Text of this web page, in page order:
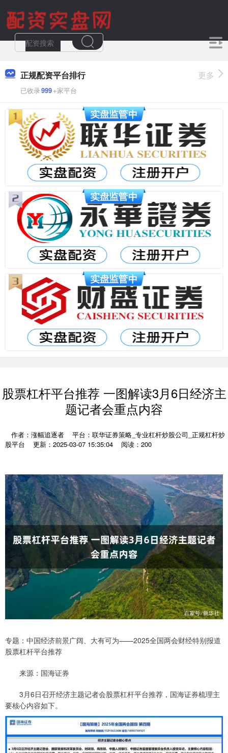
正规配资平台排行
已收录999+家平台
更多
股票杠杆平台推荐 一图解读3月6日经济主
题记者会重点内容
作者：涨幅追逐者
平台：联华证券策略_专业杠杆炒股公司_正规杠杆炒
股平台
更新：2025-03-07 15:35:04 阅读：200
专题：中国经济前景广阔、大有可为——2025全国两会财经特别报道
股票杠杆平台推荐
来源：国海证券
3月6日召开经济主题记者会股票杠杆平台推荐，国海证券梳理主
要核心内容如下。